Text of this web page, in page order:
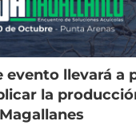
llevará a
la